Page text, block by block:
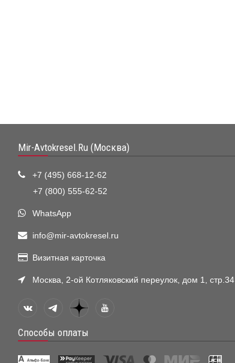
Mir-Avtokresel.Ru (Москва)
+7 (495) 668-12-62
+7 (800) 555-62-52
WhatsApp
info@mir-avtokresel.ru
Визитная карточка
Москва, 2-ой Котляковский переулок, дом 1, стр.34
Способы оплаты